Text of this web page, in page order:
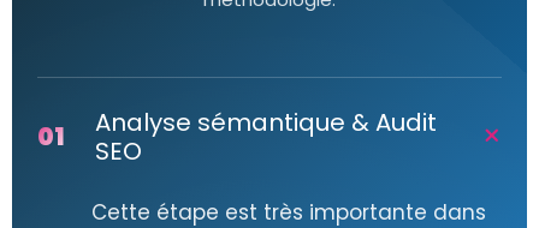
01
Analyse sémantique & Audit
SEO
Cette étape est très importante dans